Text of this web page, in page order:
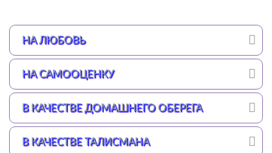
НА ЛЮБОВЬ
НА САМООЦЕНКУ
В КАЧЕСТВЕ ДОМАШНЕГО ОБЕРЕГА
В КАЧЕСТВЕ ТАЛИСМАНА